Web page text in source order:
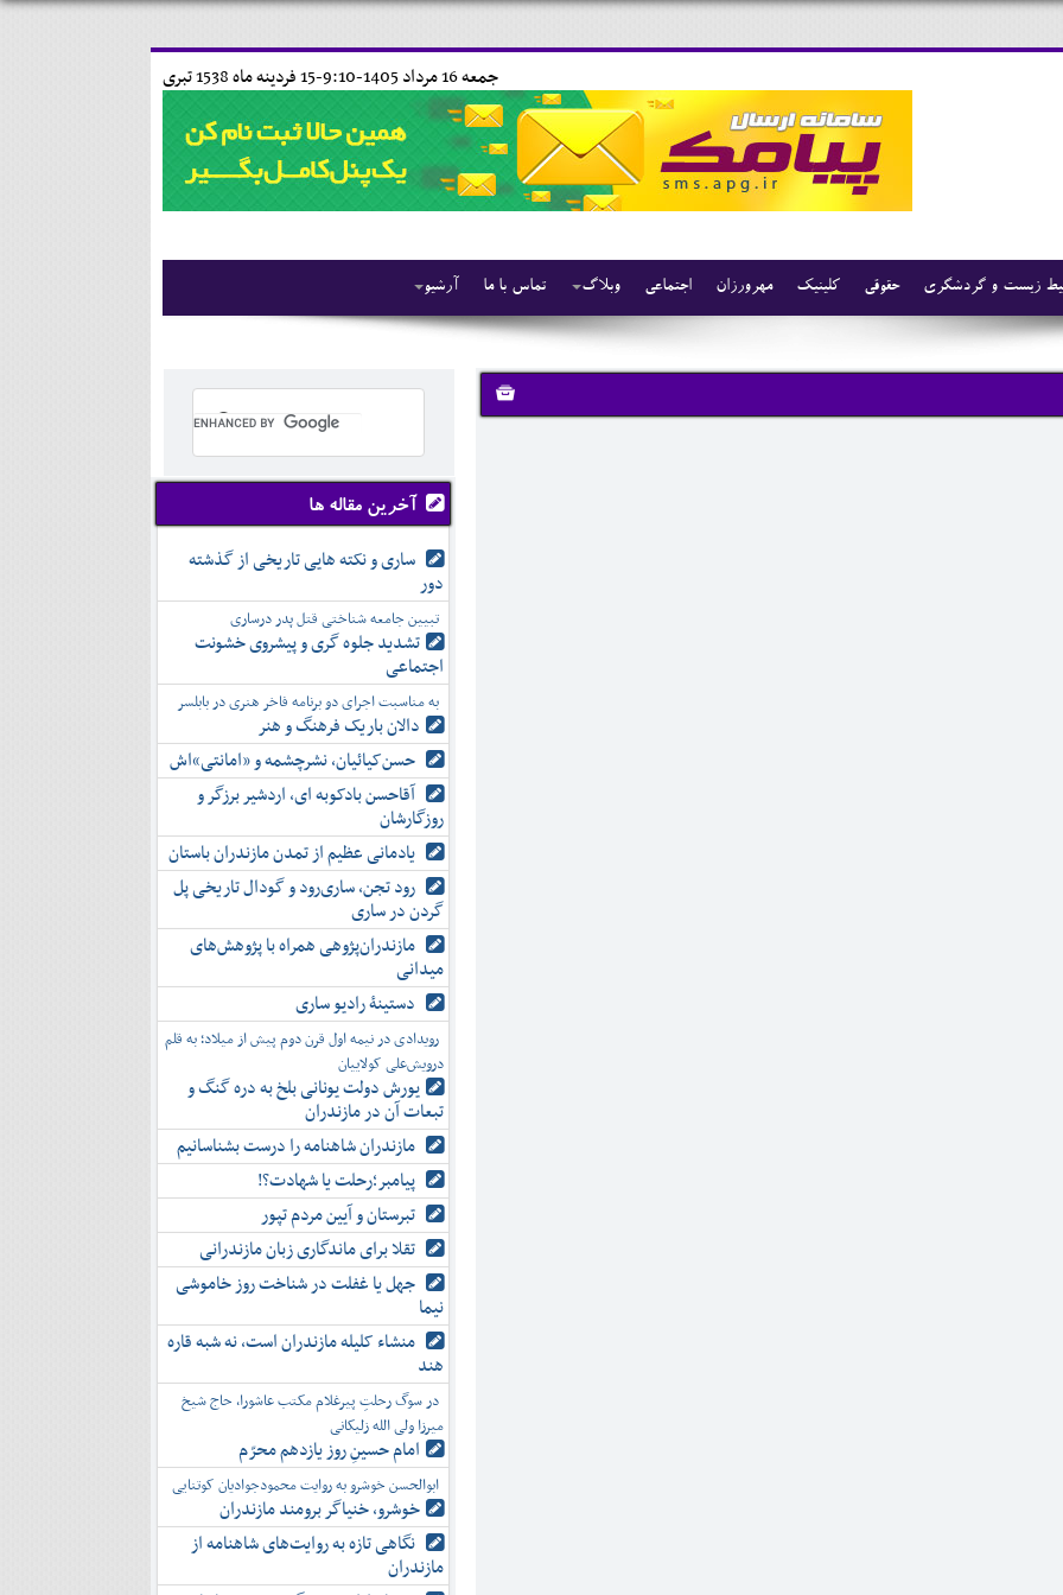
15 فردينه ماه 1538 تبری جمعه 16 مرداد 1405-9:10-
آرشیو تماس با ما وبلاگ اجتماعی مهرورزان کلینیک حقوقی زیست و گردشگری
آخرین مقاله ها
ساری و نکته هایی تاریخی از گذشته
دور
تبیین جامعه شناختی قتل پدر درساری
تشدید جلوه‌ گری و پیشروی خشونت
اجتماعی
به مناسبت اجرای دو برنامه فاخر هنری در بابلسر
دالان باریک فرهنگ و هنر
حسن‌کیائیان، نشرچشمه و «امانتی»اش
آقاحسن بادکوبه ای، اردشیر برزگر و
روزگارشان
یادمانی عظیم از تمدن مازندران باستان
رود تجن، ساری‌رود و گودال تاریخی پل
گردن در ساری
مازندران‌پژوهی همراه با پژوهش‌های
میدانی
دستینۀ رادیو ساری
رویدادی در نیمه اول قرن دوم پیش از میلاد؛ به قلم
درویش‌علی کولاییان
یورش دولت یونانی بلخ به دره گنگ و
تبعات آن در مازندران
مازندران شاهنامه را درست بشناسانیم
پیامبر؛رحلت یا شهادت؟!
تبرستان و آیین مردم تپور
تقلا برای ماندگاری زبان مازندرانی
جهل یا غفلت در شناخت روز خاموشی
نیما
منشاء کلیله مازندران است، نه شبه قاره
هند
در سوگ رحلتِ پیرغلام مکتب عاشورا، حاج شیخ
میرزا ولی الله زلیکانی
امام حسینِ روز یازدهم محرّم
ابوالحسن خوشرو به روایت محمودجوادیان کوتنایی
خوشرو، خنياگر برومند مازندران
نگاهی تازه به روایت‌های شاهنامه از
مازندران